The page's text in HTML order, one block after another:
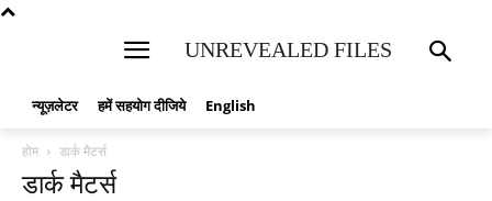
UNREVEALED FILES
न्यूज़लेटर हमें सहयोग दीजिये English
होम डार्क मैटर्स
डार्क मैटर्स